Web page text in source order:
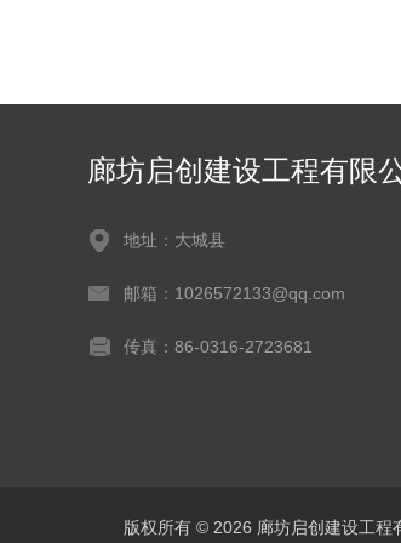
廊坊启创建设工程有限
地址：大城县
邮箱：1026572133@qq.com
传真：86-0316-2723681
版权所有 © 2026 廊坊启创建设工